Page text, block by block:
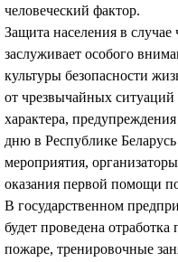
человеческий фактор.
Защита населения в
заслуживает особого
культуры безопасности
от чрезвычайных
характера,
дню в Республике
мероприятия,
оказания первой помощи
В государственном
будет проведена
пожаре, тренировочные